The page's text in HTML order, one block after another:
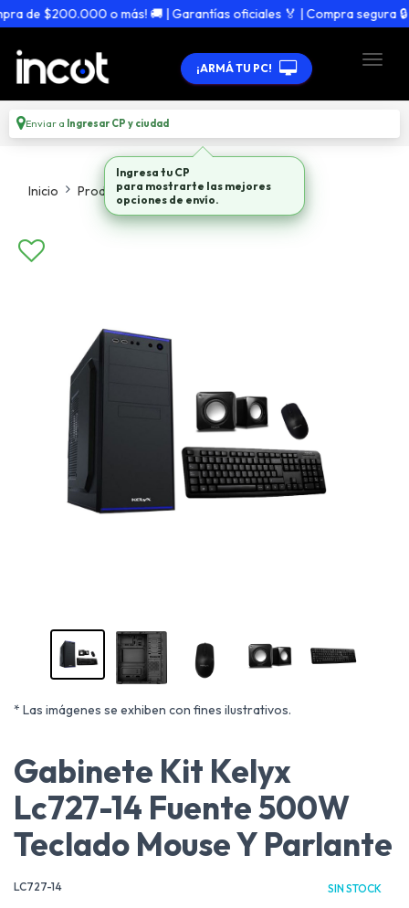
$200.000 o más! 🚚 | Garantías oficiales 🏅 | Compra segura 🔒
¡ARMÁ TU PC!
Enviar a Ingresar CP y ciudad
Inicio Productos Gabinetes
* Las imágenes se exhiben con fines ilustrativos.
Gabinete Kit Kelyx
Lc727-14 Fuente 500W
Teclado Mouse Y Parlante
LC727-14
SIN STOCK
Ingresa tu CP
para mostrarte las mejores
opciones de envío.